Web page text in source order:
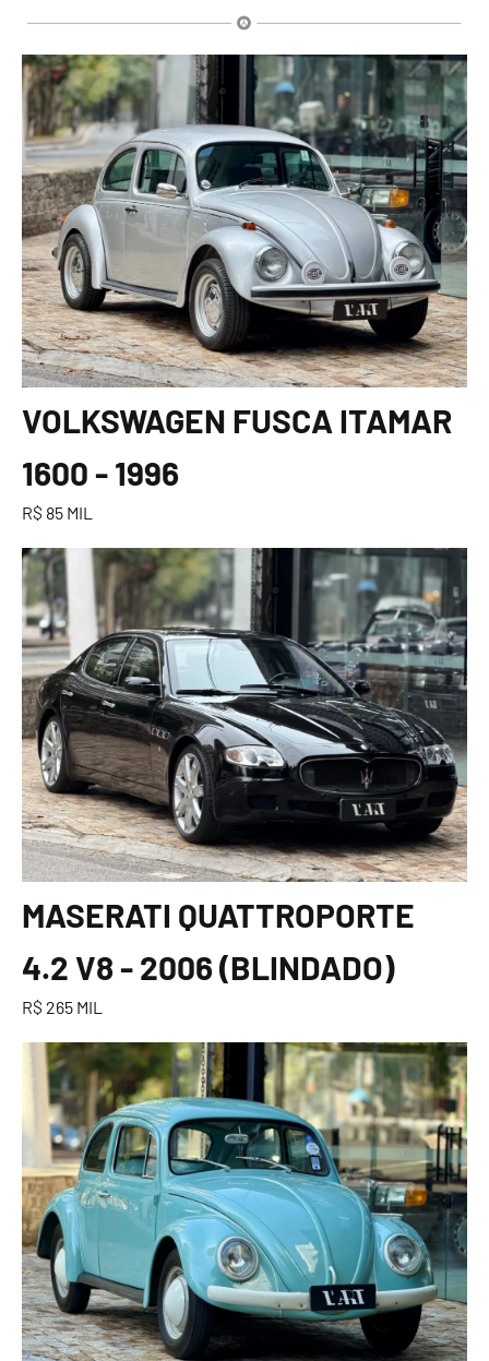
VOLKSWAGEN FUSCA ITAMAR
1600 - 1996
R$ 85 MIL
MASERATI QUATTROPORTE
4.2 V8 - 2006 (BLINDADO)
R$ 265 MIL